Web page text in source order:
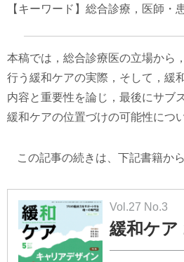
【キーワード】総合診療，医師・
本稿では，総合診療医の立場から
行う緩和ケアの実際，そして，緩
内容と重要性を論じ，最後にサブ
緩和ケアの位置づけの可能性につ
この記事の続きは、下記書籍か
Vol.27 No.3
緩和ケア